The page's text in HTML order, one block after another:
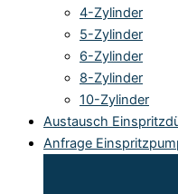
4-Zylinder
5-Zylinder
6-Zylinder
8-Zylinder
10-Zylinder
Austausch
Anfrage